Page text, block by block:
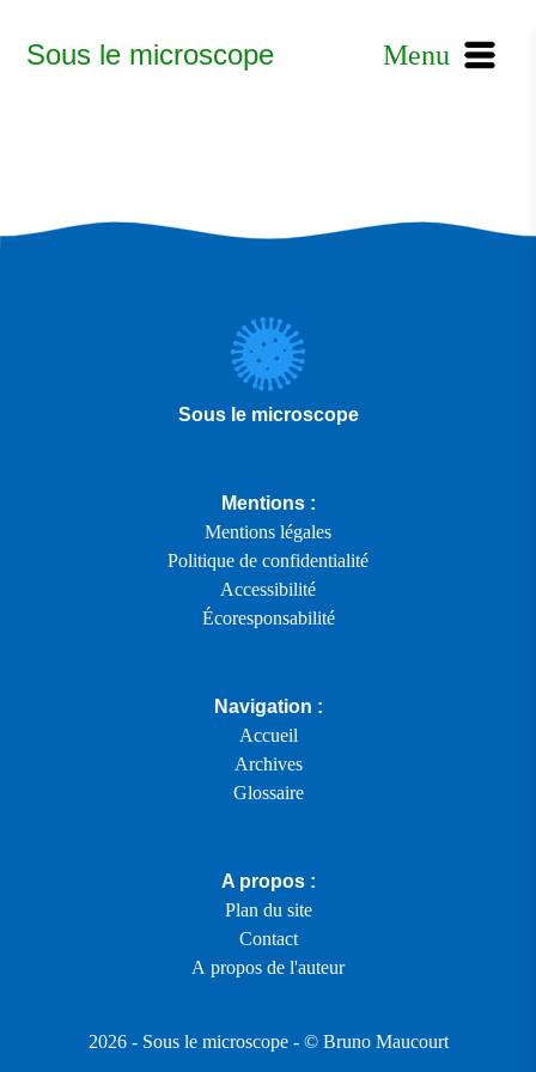
Sous le microscope Menu
Sous le microscope
Navigation :
Accueil
Archives
Glossaire
A propos :
Plan du site
Contact
A propos de l'auteur
Mentions :
Mentions légales
Politique de confidentialité
Accessibilité
Écoresponsabilité
2026 - Sous le microscope- © Bruno Maucourt